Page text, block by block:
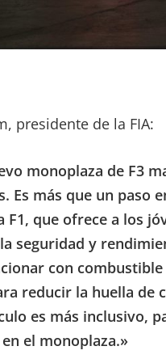
presidente de la FIA:
monoplaza de F3
Es más que un
F1, que ofrece a los
seguridad y
con
reducir la huella
es más inclusivo,
el monoplaza.»